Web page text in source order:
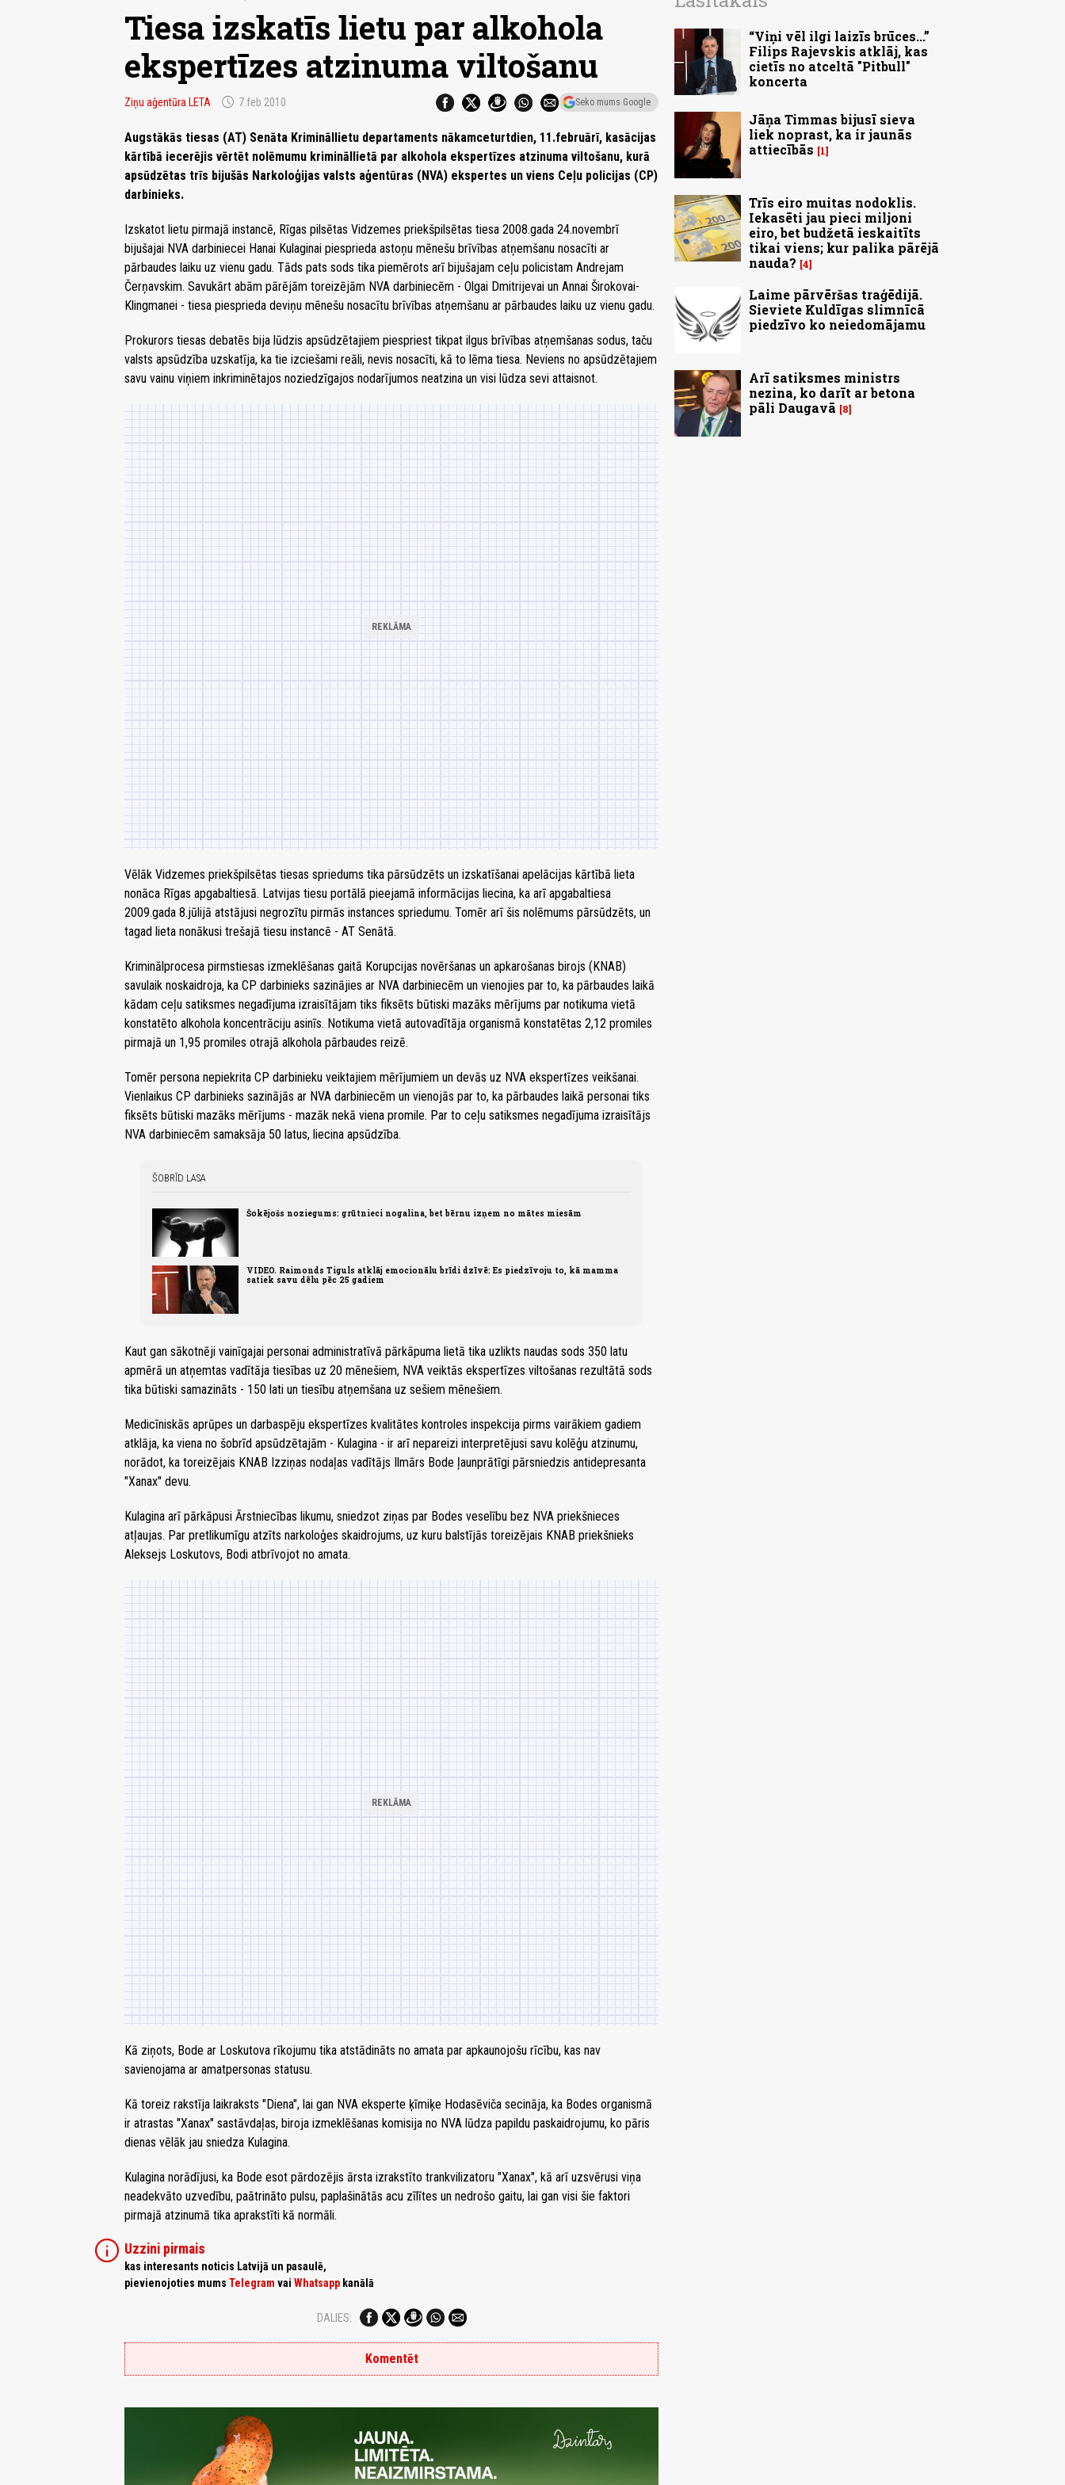
Tiesa izskatīs lietu par alkohola
ekspertīzes atzinuma viltošanu
Ziņu aģentūra LETA schedule 7.feb 2010 Seko mums Google
Augstākās tiesas (AT) Senāta Krimināllietu departaments nākamceturtdien, 11.februārī, kasācijas
kārtībā iecerējis vērtēt nolēmumu krimināllietā par alkohola ekspertīzes atzinuma viltošanu, kurā
apsūdzētas trīs bijušās Narkoloģijas valsts aģentūras (NVA) ekspertes un viens Ceļu policijas (CP)
darbinieks.
Izskatot lietu pirmajā instancē, Rīgas pilsētas Vidzemes priekšpilsētas tiesa 2008.gada 24.novembrī
bijušajai NVA darbiniecei Hanai Kulaginai piesprieda astoņu mēnešu brīvības atņemšanu nosacīti ar
pārbaudes laiku uz vienu gadu. Tāds pats sods tika piemērots arī bijušajam ceļu policistam Andrejam
Čerņavskim. Savukārt abām pārējām toreizējām NVA darbiniecēm - Olgai Dmitrijevai un Annai Širokovai-
Klingmanei - tiesa piesprieda deviņu mēnešu nosacītu brīvības atņemšanu ar pārbaudes laiku uz vienu gadu.
Prokurors tiesas debatēs bija lūdzis apsūdzētajiem piespriest tikpat ilgus brīvības atņemšanas sodus, taču
valsts apsūdzība uzskatīja, ka tie izciešami reāli, nevis nosacīti, kā to lēma tiesa. Neviens no apsūdzētajiem
savu vainu viņiem inkriminētajos noziedzīgajos nodarījumos neatzina un visi lūdza sevi attaisnot.
Vēlāk Vidzemes priekšpilsētas tiesas spriedums tika pārsūdzēts un izskatīšanai apelācijas kārtībā lieta
nonāca Rīgas apgabaltiesā. Latvijas tiesu portālā pieejamā informācijas liecina, ka arī apgabaltiesa
2009.gada 8.jūlijā atstājusi negrozītu pirmās instances spriedumu. Tomēr arī šis nolēmums pārsūdzēts, un
tagad lieta nonākusi trešajā tiesu instancē - AT Senātā.
Kriminālprocesa pirmstiesas izmeklēšanas gaitā Korupcijas novēršanas un apkarošanas birojs (KNAB)
savulaik noskaidroja, ka CP darbinieks sazinājies ar NVA darbiniecēm un vienojies par to, ka pārbaudes laikā
kādam ceļu satiksmes negadījuma izraisītājam tiks fiksēts būtiski mazāks mērījums par notikuma vietā
konstatēto alkohola koncentrāciju asinīs. Notikuma vietā autovadītāja organismā konstatētas 2,12 promiles
pirmajā un 1,95 promiles otrajā alkohola pārbaudes reizē.
Tomēr persona nepiekrita CP darbinieku veiktajiem mērījumiem un devās uz NVA ekspertīzes veikšanai.
Vienlaikus CP darbinieks sazinājās ar NVA darbiniecēm un vienojās par to, ka pārbaudes laikā personai tiks
fiksēts būtiski mazāks mērījums - mazāk nekā viena promile. Par to ceļu satiksmes negadījuma izraisītājs
NVA darbiniecēm samaksāja 50 latus, liecina apsūdzība.
ŠOBRĪD LASA
Šokējošs noziegums: grūtnieci nogalina, bet bērnu izņem no mātes miesām
VIDEO. Raimonds Tiguls atklāj emocionālu brīdi dzīvē: Es piedzīvoju to, kā mamma
satiek savu dēlu pēc 25 gadiem
Kaut gan sākotnēji vainīgajai personai administratīvā pārkāpuma lietā tika uzlikts naudas sods 350 latu
apmērā un atņemtas vadītāja tiesības uz 20 mēnešiem, NVA veiktās ekspertīzes viltošanas rezultātā sods
tika būtiski samazināts - 150 lati un tiesību atņemšana uz sešiem mēnešiem.
Medicīniskās aprūpes un darbaspēju ekspertīzes kvalitātes kontroles inspekcija pirms vairākiem gadiem
atklāja, ka viena no šobrīd apsūdzētajām - Kulagina - ir arī nepareizi interpretējusi savu kolēģu atzinumu,
norādot, ka toreizējais KNAB Izziņas nodaļas vadītājs Ilmārs Bode ļaunprātīgi pārsniedzis antidepresanta
"Xanax" devu.
Kulagina arī pārkāpusi Ārstniecības likumu, sniedzot ziņas par Bodes veselību bez NVA priekšnieces
atļaujas. Par pretlikumīgu atzīts narkoloģes skaidrojums, uz kuru balstījās toreizējais KNAB priekšnieks
Aleksejs Loskutovs, Bodi atbrīvojot no amata.
Kā ziņots, Bode ar Loskutova rīkojumu tika atstādināts no amata par apkaunojošu rīcību, kas nav
savienojama ar amatpersonas statusu.
Kā toreiz rakstīja laikraksts "Diena", lai gan NVA eksperte ķīmiķe Hodasēviča secināja, ka Bodes organismā
ir atrastas "Xanax" sastāvdaļas, biroja izmeklēšanas komisija no NVA lūdza papildu paskaidrojumu, ko pāris
dienas vēlāk jau sniedza Kulagina.
Kulagina norādījusi, ka Bode esot pārdozējis ārsta izrakstīto trankvilizatoru "Xanax", kā arī uzsvērusi viņa
neadekvāto uzvedību, paātrināto pulsu, paplašinātās acu zīlītes un nedrošo gaitu, lai gan visi šie faktori
pirmajā atzinumā tika aprakstīti kā normāli.
info Uzzini pirmais
kas interesants noticis Latvijā un pasaulē,
pievienojoties mums Telegram vai Whatsapp kanālā
DALIES:
Komentēt
“Viņi vēl ilgi laizīs brūces...”
Filips Rajevskis atklāj, kas
cietīs no atceltā "Pitbull"
koncerta
Jāņa Timmas bijusī sieva
liek noprast, ka ir jaunās
attiecībās
1
Trīs eiro muitas nodoklis.
Iekasēti jau pieci miljoni
eiro, bet budžetā ieskaitīts
tikai viens; kur palika pārējā
nauda? 4
Laime pārvēršas traģēdijā.
Sieviete Kuldīgas slimnīcā
piedzīvo ko neiedomājamu
Arī satiksmes ministrs
nezina, ko darīt ar betona
pāli Daugavā
8